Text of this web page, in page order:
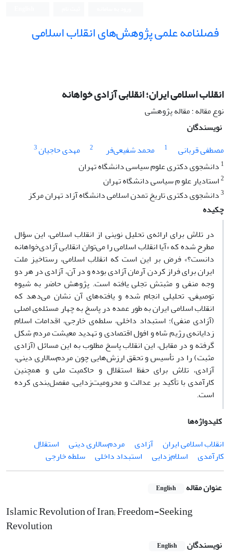
فصلنامه علمی پژوهش‌های انقلاب اسلامی
انقلاب اسلامی ایران؛ انقلابی آزادی ‌خواهانه
نوع مقاله : مقاله پژوهشی
نویسندگان
مصطفی قربانی
1 محمد شفیعی‌فر 2 مهدی حاجیان3
1 دانشجوی دکتری علوم سیاسی دانشگاه تهران
2استادیار علو م سیاسی دانشگاه تهران
3دانشجوی دکتری تاریخ تمدن اسلامی دانشگاه آزاد تهران مرکز
چکیده
در تلاش برای ارائه­‌ی تحلیل نوینی از انقلاب اسلامی، این سؤال
مطرح شده که «آیا انقلاب اسلامی را می­‌توان انقلابی آزادی­‌خواهانه
دانست؟» فرض بر این است که انقلاب اسلامی، رستاخیز ملت
ایران برای فراز کردن آرمان آزادی بوده و در آن، آزادی در هر دو
وجه منفی و مثبتش تجلی یافته است. پژوهش حاضر به شیوه
توصیفی– تحلیلی انجام شده و یافته‌­های آن نشان می‌­دهد که
انقلاب اسلامی ایران به طور عمده در پاسخ به چهار مسئله‌ی اصلی
(آزادی منفی)؛ استبداد داخلی، سلطه‌­ی خارجی، اقدامات اسلام­‌
زدایانه­‌ی رژیم شاه و افول اقتصادی و تهدید معیشت مردم شکل
گرفته و در مقابل، این انقلاب پاسخ مطلوب به این مسائل (آزادی
مثبت) را در تأسیس و تحقق ارزش­‌هایی چون مردم­‌سالاری دینی،
آزادی، تلاش برای حفظ استقلال و حاکمیت ملی و همچنین
کارآمدی با تأکید بر عدالت و محرومیت‌­زدایی، مفصل­‌بندی کرده
است.
کلیدواژه‌ها
انقلاب اسلامی ایران
آزادی مردم­‌سالاری دینی
استقلال
کارآمدی
اسلام­‌زدایی استبداد داخلی سلطه خارجی
عنوان مقاله English
Islamic Revolution of Iran; Freedom-Seeking
Revolution
نویسندگان English